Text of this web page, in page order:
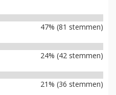
47% (81 stemmen)
24% (42 stemmen)
21% (36 stemmen)